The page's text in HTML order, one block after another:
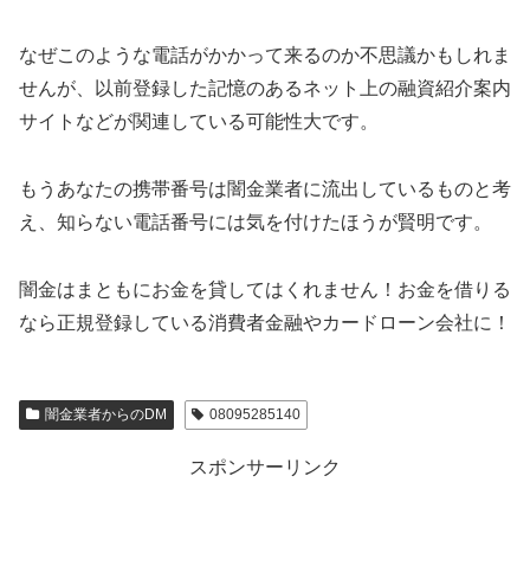
なぜこのような電話がかかって来るのか不思議かもしれま
せんが、以前登録した記憶のあるネット上の融資紹介案内
サイトなどが関連している可能性大です。
もうあなたの携帯番号は闇金業者に流出しているものと考
え、知らない電話番号には気を付けたほうが賢明です。
闇金はまともにお金を貸してはくれません！お金を借りる
なら正規登録している消費者金融やカードローン会社に！
闇金業者からのDM 08095285140
スポンサーリンク